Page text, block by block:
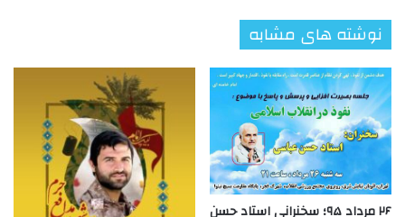
نوشته های مشابه
۲۶ مرداد ۹۵؛ سخنرانی استاد حسن